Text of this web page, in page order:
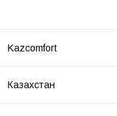
Kazcomfort
Казахстан